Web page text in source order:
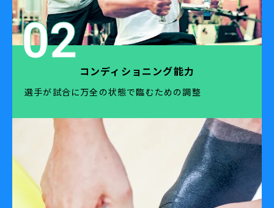
02
コンディショニング能力
選手が試合に万全の状態で臨むための調整